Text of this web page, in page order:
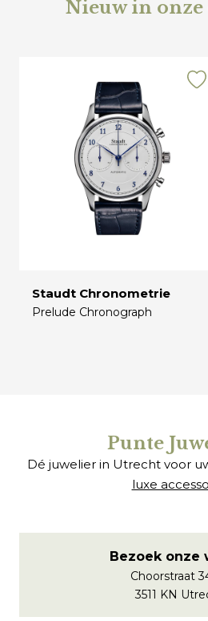
Nieuw in
Staudt Chronometrie
Prelude Chronograph
Punte
Dé juwelier in Utrecht voor
luxe
Bezoek onze
Choorstraat
3511 KN